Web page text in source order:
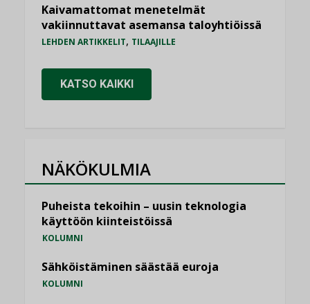
Kaivamattomat menetelmät
vakiinnuttavat asemansa taloyhtiöissä
LEHDEN ARTIKKELIT, TILAAJILLE
KATSO KAIKKI
NÄKÖKULMIA
Puheista tekoihin – uusin teknologia
käyttöön kiinteistöissä
KOLUMNI
Sähköistäminen säästää euroja
KOLUMNI